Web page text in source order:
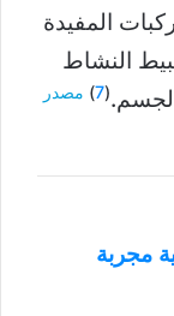
المفيدة
النشاط
الجسم.(
7
) مصدر